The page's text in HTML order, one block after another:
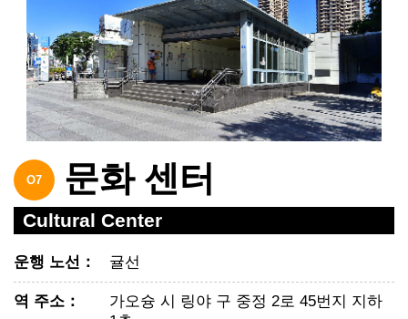
O7 문화 센터
Cultural Center
운행 노선 ： 귤선
역 주소 ：
가오슝 시 링야 구 중정 2로 45번지 지하